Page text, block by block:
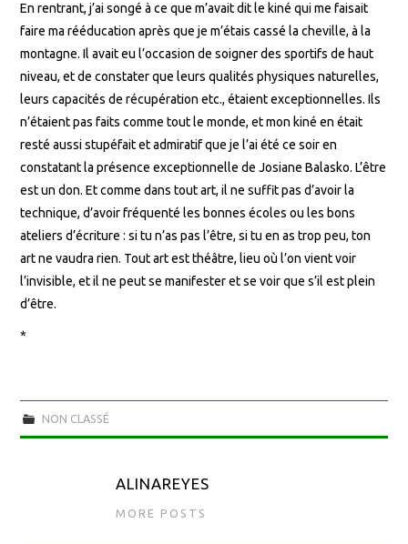
En rentrant, j’ai songé à ce que m’avait dit le kiné qui me faisait
faire ma rééducation après que je m’étais cassé la cheville, à la
montagne. Il avait eu l’occasion de soigner des sportifs de haut
niveau, et de constater que leurs qualités physiques naturelles,
leurs capacités de récupération etc., étaient exceptionnelles. Ils
n’étaient pas faits comme tout le monde, et mon kiné en était
resté aussi stupéfait et admiratif que je l’ai été ce soir en
constatant la présence exceptionnelle de Josiane Balasko. L’être
est un don. Et comme dans tout art, il ne suffit pas d’avoir la
technique, d’avoir fréquenté les bonnes écoles ou les bons
ateliers d’écriture : si tu n’as pas l’être, si tu en as trop peu, ton
art ne vaudra rien. Tout art est théâtre, lieu où l’on vient voir
l’invisible, et il ne peut se manifester et se voir que s’il est plein
d’être.
*
NON CLASSÉ
ALINAREYES
MORE POSTS